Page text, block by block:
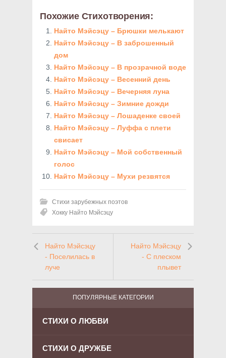
Похожие Стихотворения:
Найто Мэйсэцу – Брюшки мелькают
Найто Мэйсэцу – В заброшенный
дом
Найто Мэйсэцу – В прозрачной воде
Найто Мэйсэцу – Весенний день
Найто Мэйсэцу – Вечерняя луна
Найто Мэйсэцу – Зимние дожди
Найто Мэйсэцу – Лошаденке своей
Найто Мэйсэцу – Луффа с плети
свисает
Найто Мэйсэцу – Мой собственный
голос
Найто Мэйсэцу – Мухи резвятся
Стихи зарубежных поэтов
Хокку Найто Мэйсэцу
Найто Мэйсэцу
- Поселилась в
луче
Найто Мэйсэцу
- С плеском
плывет
ПОПУЛЯРНЫЕ КАТЕГОРИИ
СТИХИ О ЛЮБВИ
СТИХИ О ДРУЖБЕ